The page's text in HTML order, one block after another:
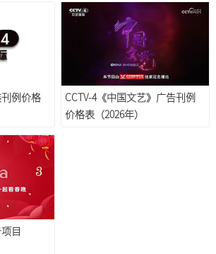
刊例价格
CCTV-4《中国文艺》广告刊例
价格表（2026年）
目